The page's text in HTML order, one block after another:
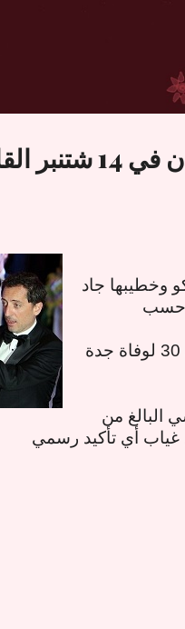
وخطيبها جاد
واختيار التاريخ لم يأت بمحض الصدفة إذا يصادف الذكرى 30 لوفاة جدة
الفرنسي البالغ من